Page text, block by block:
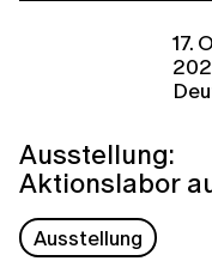
17.
Ausstellung:
Aktionslabor
Ausstellung